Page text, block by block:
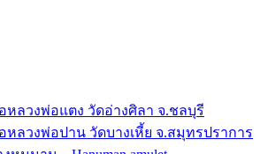
หลวงพ่อแตง วัดอ่างศิลา จ.ชลบุรี
หลวงพ่อปาน วัดบางเหี้ย จ.สมุทรปราการ